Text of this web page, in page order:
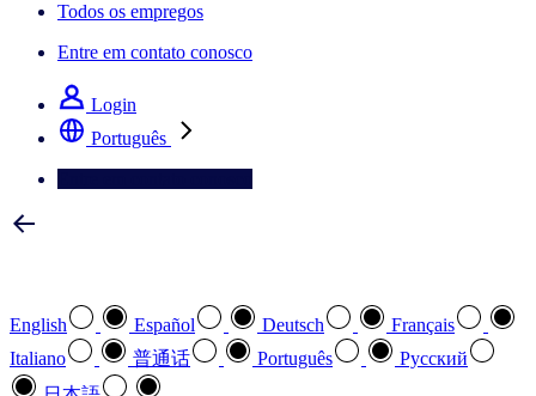
Todos os empregos
Entre em contato conosco
Login
Português
English Español Deutsch
Français
Italiano
普通话 Português
Pусский